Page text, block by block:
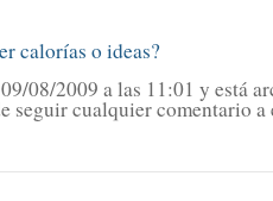
calorías o ideas?
08/2009 a las 11:01 y está
seguir cualquier comentario a